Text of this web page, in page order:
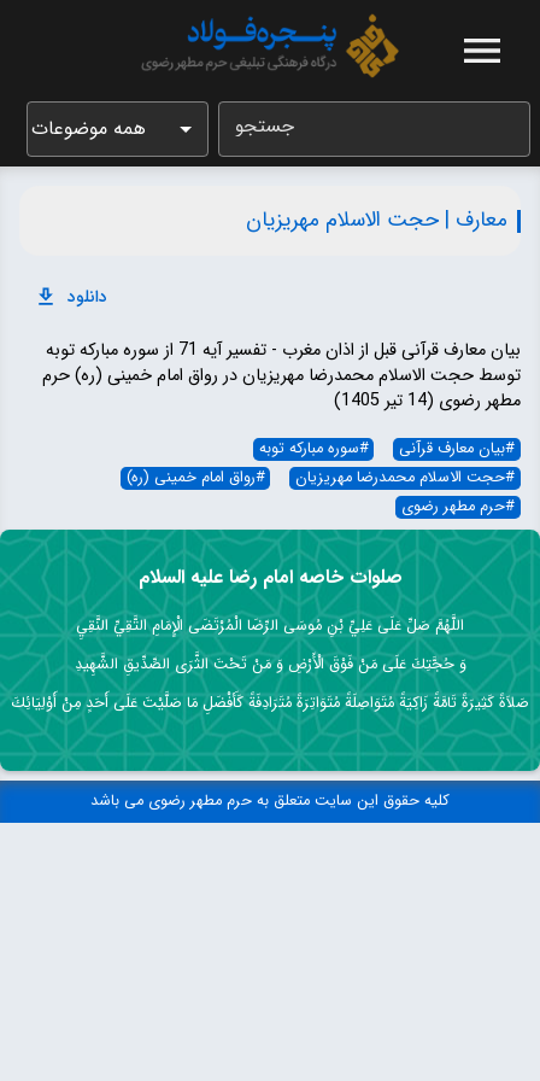
جستجو همه موضوعات
معارف | حجت الاسلام مهریزیان
دانلود
بیان معارف قرآنی قبل از اذان مغرب - تفسیر آیه 71 از سوره مبارکه توبه
توسط حجت الاسلام محمدرضا مهریزیان در رواق امام خمینی (ره) حرم
مطهر رضوی (14 تیر 1405)
#بیان معارف قرآنی #سوره مبارکه توبه
#حجت الاسلام محمدرضا مهریزیان #رواق امام خمینی (ره)
#حرم مطهر رضوی
صلوات خاصه امام رضا علیه السلام
اللَّهُمَّ صَلِّ عَلَى عَلِيِّ بْنِ مُوسَى الرِّضَا الْمُرْتَضَى الْإِمَامِ التَّقِيِّ النَّقِيِ
وَ حُجَّتِكَ عَلَى مَنْ فَوْقَ الْأَرْضِ وَ مَنْ تَحْتَ الثَّرَى الصِّدِّيقِ الشَّهِيدِ
صَلاَةً كَثِيرَةً تَامَّةً زَاكِيَةً مُتَوَاصِلَةً مُتَوَاتِرَةً مُتَرَادِفَةً كَأَفْضَلِ مَا صَلَّيْتَ عَلَى أَحَدٍ مِنْ أَوْلِيَائِكَ
کلیه حقوق این سایت متعلق به حرم مطهر رضوی می باشد